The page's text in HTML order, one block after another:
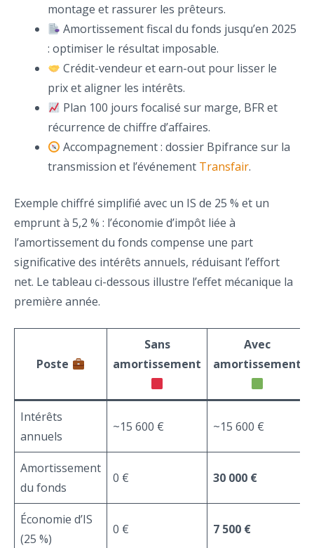
montage et rassurer les prêteurs.
Amortissement fiscal du fonds jusqu’en 2025
: optimiser le résultat imposable.
Crédit-vendeur et earn-out pour lisser le
prix et aligner les intérêts.
Plan 100 jours focalisé sur marge, BFR et
récurrence de chiffre d’affaires.
Accompagnement : dossier Bpifrance sur la
transmission et l’événement Transfair.
Exemple chiffré simplifié avec un IS de 25 % et un
emprunt à 5,2 % : l’économie d’impôt liée à
l’amortissement du fonds compense une part
significative des intérêts annuels, réduisant l’effort
net. Le tableau ci-dessous illustre l’effet mécanique la
première année.
Poste
Sans
amortissement
Avec
amortissement
Intérêts
annuels
~15 600 € ~15 600 €
Amortissement
du fonds
0 € 30 000 €
Économie d’IS
(25 %)
0 € 7 500 €